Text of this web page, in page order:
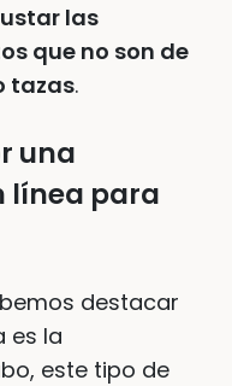
las
que no son de
tazas.
una
línea para
destacar
es la
este tipo de